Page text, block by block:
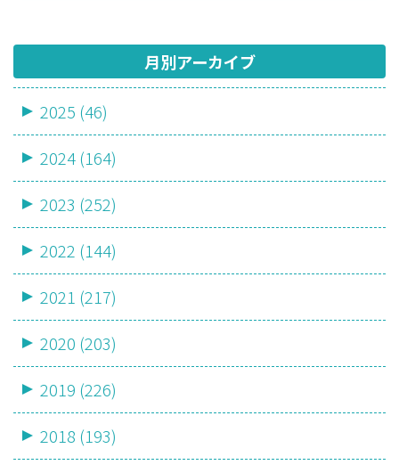
月別アーカイブ
2025 (46)
2024 (164)
2023 (252)
2022 (144)
2021 (217)
2020 (203)
2019 (226)
2018 (193)